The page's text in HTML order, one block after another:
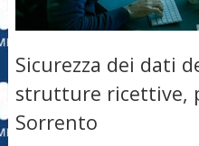
Sicurezza dei dati
strutture ricettive,
Sorrento